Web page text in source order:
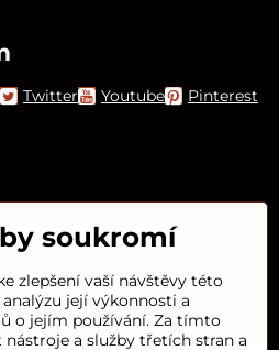
Twitter Youtube Pinterest
soukromí
zlepšení vaší návštěvy této
její výkonnosti a
o jejím používání. Za tímto
a služby třetích stran a